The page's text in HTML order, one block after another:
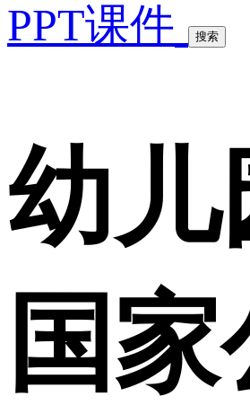
PPT课件
搜索
幼儿
国